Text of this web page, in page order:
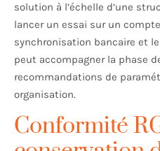
solution à l’échelle d’une
lancer un essai sur un
synchronisation bancaire et
peut accompagner la phase
recommandations de
organisation.
Conformité